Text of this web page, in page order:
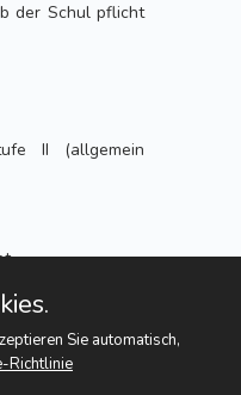
der Schul pflicht
II (allgemein
mit
(z.B.
Sie automatisch,
Richtlinie